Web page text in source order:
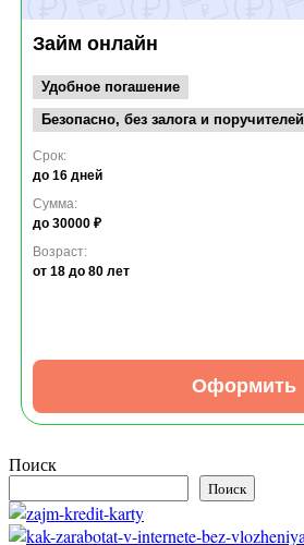
Займ онлайн
Удобное погашение
Безопасно, без залога и поручителей
Срок:
до 16 дней
Сумма:
до 30000 ₽
Возраст:
от 18 до 80 лет
Оформить
Поиск
Поиск